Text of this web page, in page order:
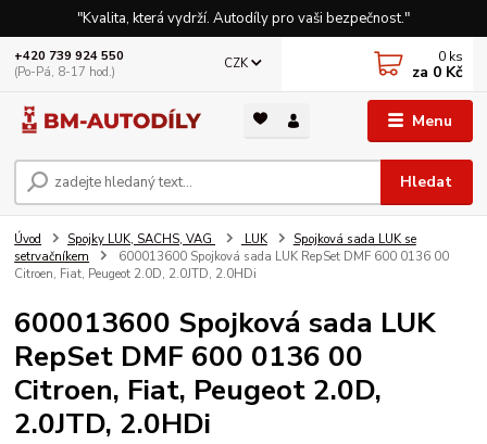
"Kvalita, která vydrží. Autodíly pro vaši bezpečnost."
Menu
CZK
Hledat
+420 739 924 550
(Po-Pá, 8-17 hod.)
0 ks
za 0 Kč
Úvod Spojky LUK, SACHS, VAG LUK
Spojková sada LUK se
setrvačníkem
600013600 Spojková sada LUK RepSet DMF 600 0136 00
Citroen, Fiat, Peugeot 2.0D, 2.0JTD, 2.0HDi
600013600 Spojková sada LUK
RepSet DMF 600 0136 00
Citroen, Fiat, Peugeot 2.0D,
2.0JTD, 2.0HDi